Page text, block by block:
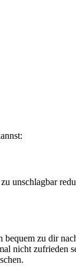
unschlagbar
bequem zu dir
nicht zufrieden